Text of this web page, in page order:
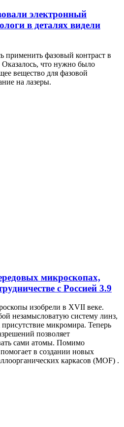
электронный
в деталях видели
применить фазовый контраст в
что нужно было
вещество для фазовой
на лазеры.
микроскопах,
с Россией 3.9
изобрели в XVII веке.
незамысловатую систему линз,
присутствие микромира. Теперь
позволяет
сами атомы. Помимо
в создании новых
каркасов (MOF) .